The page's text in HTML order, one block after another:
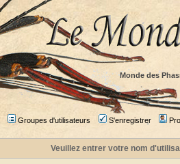
Monde des
Groupes d'utilisateurs S'enregistrer
Veuillez entrer votre nom